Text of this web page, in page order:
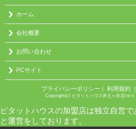
ホーム
会社概要
お問い合わせ
PCサイト
プライバシーポリシー ｜ 利用規約
Copyright(c) ピタットハウス井土ヶ谷店/㈱
ピタットハウスの加盟店は独立自営
と運営をしております。